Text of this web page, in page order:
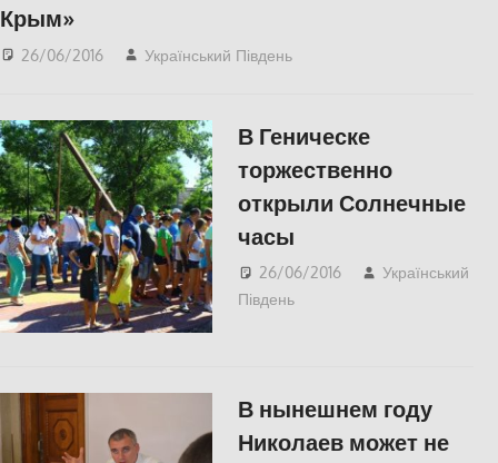
Крым»
26/06/2016 Український Південь
В Геническе
торжественно
открыли Солнечные
часы
26/06/2016
Український
Південь
В нынешнем году
Николаев может не